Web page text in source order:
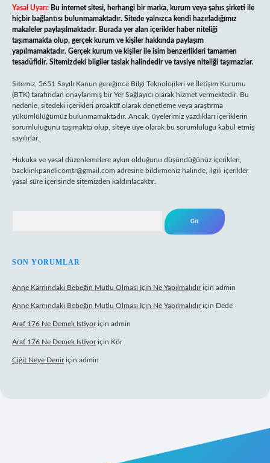
Yasal Uyarı: Bu internet sitesi, herhangi bir marka, kurum veya şahıs şirketi ile
hiçbir bağlantısı bulunmamaktadır. Sitede yalnızca kendi hazırladığımız
makaleler paylaşılmaktadır. Burada yer alan içerikler haber niteliği
taşımamakta olup, gerçek kurum ve kişiler hakkında paylaşım
yapılmamaktadır. Gerçek kurum ve kişiler ile isim benzerlikleri tamamen
tesadüfidir. Sitemizdeki bilgiler taslak halindedir ve tavsiye niteliği taşımazlar.
Sitemiz, 5651 Sayılı Kanun gereğince Bilgi Teknolojileri ve İletişim Kurumu
(BTK) tarafından onaylanmış bir Yer Sağlayıcı olarak hizmet vermektedir. Bu
nedenle, sitedeki içerikleri proaktif olarak denetleme veya araştırma
yükümlülüğümüz bulunmamaktadır. Ancak, üyelerimiz yazdıkları içeriklerin
sorumluluğunu taşımakta olup, siteye üye olarak bu sorumluluğu kabul etmiş
sayılırlar.
Hukuka ve yasal düzenlemelere aykırı olduğunu düşündüğünüz içerikleri,
backlinkpanelicomtr@gmail.com adresine bildirmeniz halinde, ilgili içerikler
yasal süre içerisinde sitemizden kaldırılacaktır.
SON YORUMLAR
Anne Karnındaki Bebeğin Mutlu Olması Için Ne Yapılmalıdıriçin admin
Anne Karnındaki Bebeğin Mutlu Olması Için Ne Yapılmalıdıriçin Dede
Araf 176 Ne Demek Istiyoriçin admin
Araf 176 Ne Demek Istiyoriçin Kör
Çiğit Neye Deniriçin admin